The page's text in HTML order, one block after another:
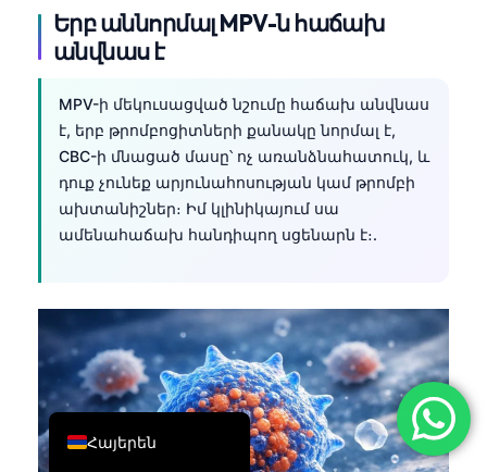
Երբ աննորմալ MPV-ն հաճախ
անվնաս է
MPV-ի մեկուսացված նշումը հաճախ անվնաս
է, երբ թրոմբոցիտների քանակը նորմալ է,
CBC-ի մնացած մասը՝ ոչ առանձնահատուկ, և
դուք չունեք արյունահոսության կամ թրոմբի
ախտանիշներ։ Իմ կլինիկայում սա
ամենահաճախ հանդիպող սցենարն է։.
Հայերեն
English
Deutsch
العربية
Italiano
Español
Português
Ελληνικά
Română
简体中文